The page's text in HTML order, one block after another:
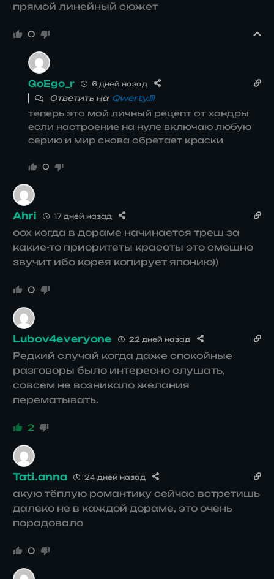
прямой линейный сюжет
0
GoEgo_r 6 дней назад
Ответить на Qwerty.lil
теперь это мой личный рецепт от хандры
если настроение на нуле включаю любую
серию и мир снова обретает краски
0
Ahri 17 дней назад
оох когда в дораме начинается треш за
какие-то приоритеты красоты это смешно
звучит ибо корея копирует японию))
0
Lubov4everyone 22 дней назад
Редкий случай когда даже спокойные
разговоры было интересно слушать,
совсем не возникало желания
перематывать.
2
Tati.anna 24 дней назад
акую тёплую романтику сейчас встретишь
далеко не в каждой дораме, это очень
порадовало
0